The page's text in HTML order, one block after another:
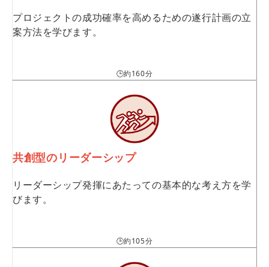
プロジェクトの成功確率を高めるための遂行計画の立
案方法を学びます。
🕒約160分
共創型のリーダーシップ
リーダーシップ発揮にあたっての基本的な考え方を学
びます。
🕒約105分